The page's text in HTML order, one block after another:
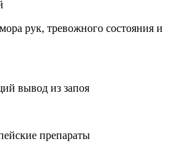
рук, тревожного состояния и
вывод из запоя
препараты